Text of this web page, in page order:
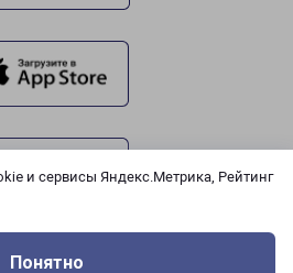
и сервисы Яндекс.Метрика, Рейтинг
Понятно